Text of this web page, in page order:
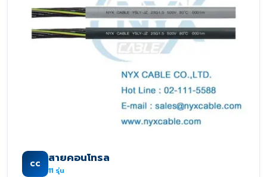
CC สายคอนโทรล
11 รุ่น